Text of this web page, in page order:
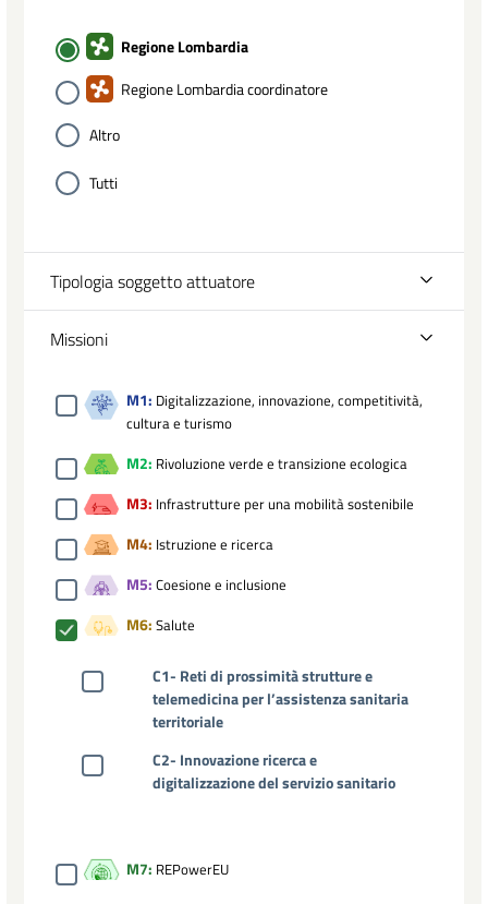
Regione Lombardia
Regione Lombardia coordinatore
Altro
Tutti
Tipologia soggetto attuatore
Missioni
M1: Digitalizzazione, innovazione, competitività,
cultura e turismo
M2: Rivoluzione verde e transizione ecologica
M3: Infrastrutture per una mobilità sostenibile
M4: Istruzione e ricerca
M5: Coesione e inclusione
M6: Salute
C1- Reti di prossimità strutture e
telemedicina per l’assistenza sanitaria
territoriale
C2- Innovazione ricerca e
digitalizzazione del servizio sanitario
M7: REPowerEU